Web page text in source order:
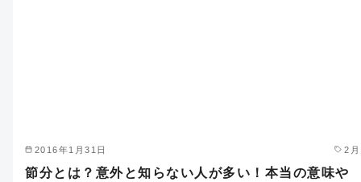
2016年1月31日 2月
節分とは？意外と知らない人が多い！本当の意味や